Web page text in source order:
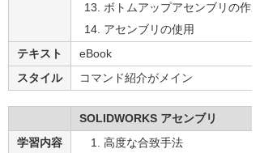
ボトムアップアセンブリの作成
アセンブリの使用
テキスト
eBook
スタイル
コマンド紹介がメイン
SOLIDWORKS アセンブリ
学習内容
高度な合致手法